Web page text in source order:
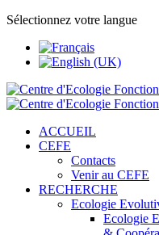
Sélectionnez votre langue
ACCUEIL
CEFE
Contacts
Venir au CEFE
RECHERCHE
Ecologie
Ecologie